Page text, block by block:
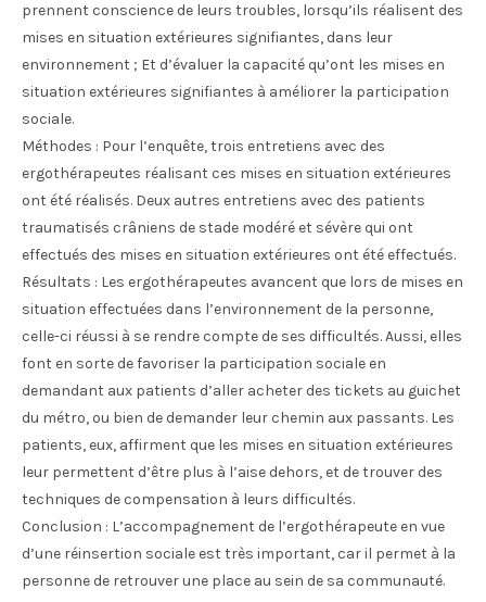
prennent conscience de leurs troubles, lorsqu’ils réalisent des
mises en situation extérieures signifiantes, dans leur
environnement ; Et d’évaluer la capacité qu’ont les mises en
situation extérieures signifiantes à améliorer la participation
sociale.
Méthodes : Pour l’enquête, trois entretiens avec des
ergothérapeutes réalisant ces mises en situation extérieures
ont été réalisés. Deux autres entretiens avec des patients
traumatisés crâniens de stade modéré et sévère qui ont
effectués des mises en situation extérieures ont été effectués.
Résultats : Les ergothérapeutes avancent que lors de mises en
situation effectuées dans l’environnement de la personne,
celle-ci réussi à se rendre compte de ses difficultés. Aussi, elles
font en sorte de favoriser la participation sociale en
demandant aux patients d’aller acheter des tickets au guichet
du métro, ou bien de demander leur chemin aux passants. Les
patients, eux, affirment que les mises en situation extérieures
leur permettent d’être plus à l’aise dehors, et de trouver des
techniques de compensation à leurs difficultés.
Conclusion : L’accompagnement de l’ergothérapeute en vue
d’une réinsertion sociale est très important, car il permet à la
personne de retrouver une place au sein de sa communauté.